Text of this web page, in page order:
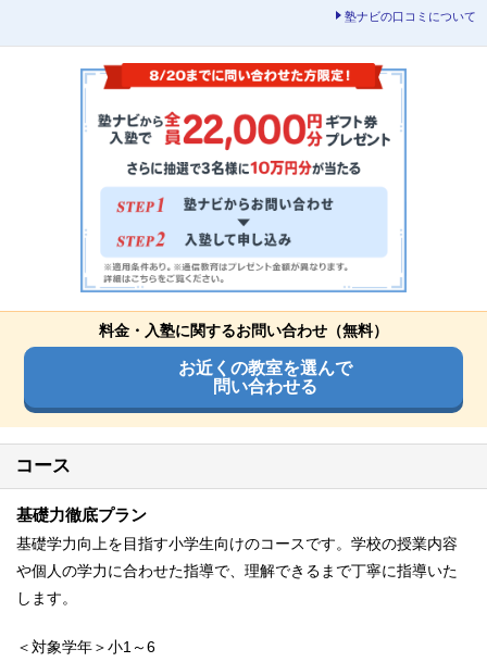
塾ナビの口コミについて
料金・入塾に関するお問い合わせ（無料）
お近くの教室を選んで
問い合わせる
コース
基礎力徹底プラン
基礎学力向上を目指す小学生向けのコースです。学校の授業内容
や個人の学力に合わせた指導で、理解できるまで丁寧に指導いた
します。
＜対象学年＞小1～6